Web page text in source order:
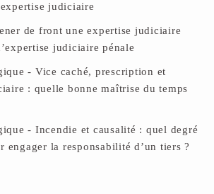
judiciaire
de front une expertise judiciaire
judiciaire pénale
- Vice caché, prescription et
: quelle bonne maîtrise du temps
- Incendie et causalité : quel degré
engager la responsabilité d’un tiers ?